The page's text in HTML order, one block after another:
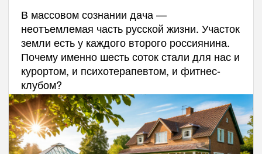
В массовом сознании дача —
неотъемлемая часть русской жизни. Участок
земли есть у каждого второго россиянина.
Почему именно шесть соток стали для нас и
курортом, и психотерапевтом, и фитнес-
клубом?